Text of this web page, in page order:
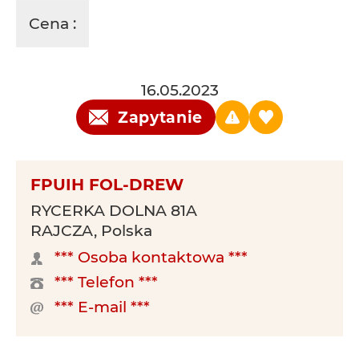
Cena :
16.05.2023
Zapytanie
FPUIH FOL-DREW
RYCERKA DOLNA 81A
RAJCZA, Polska
*** Osoba kontaktowa ***
*** Telefon ***
*** E-mail ***